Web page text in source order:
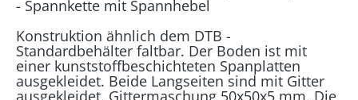
- Spannkette mit Spannhebel
Konstruktion ähnlich dem DTB -
Standardbehälter faltbar. Der Boden ist mit
einer kunststoffbeschichteten Spanplatten
ausgekleidet. Beide Langseiten sind mit Gitter
ausgekleidet, Gittermaschung 50x50x5 mm. Die